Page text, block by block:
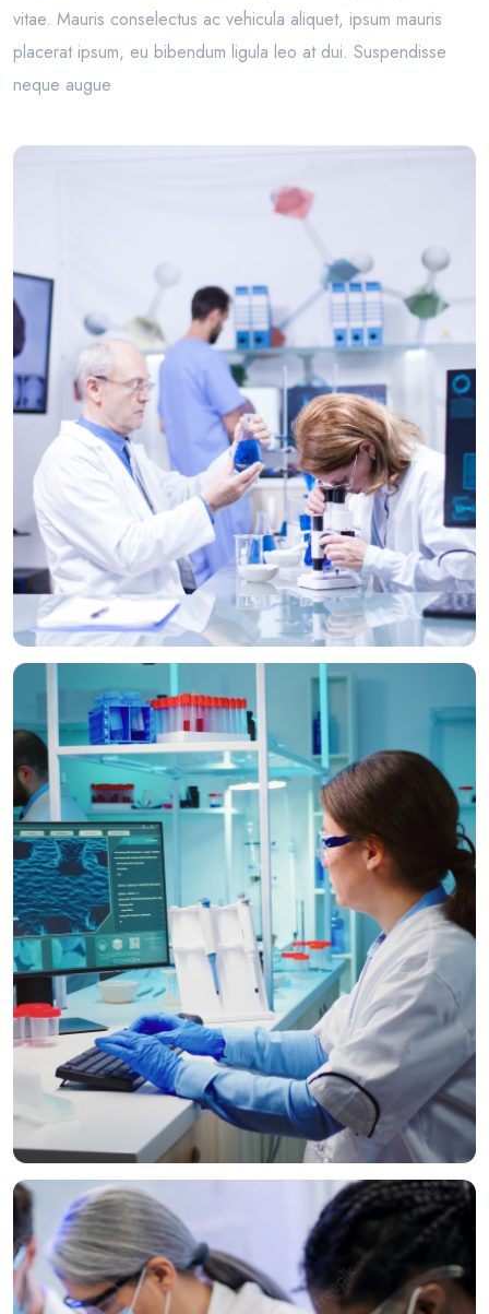
vitae. Mauris conselectus ac vehicula aliquet, ipsum mauris
placerat ipsum, eu bibendum ligula leo at dui. Suspendisse
neque augue